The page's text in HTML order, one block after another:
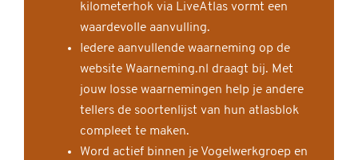
kilometerhok via LiveAtlas vormt een
waardevolle aanvulling.
Iedere aanvullende waarneming op de
website Waarneming.nl draagt bij. Met
jouw losse waarnemingen help je andere
tellers de soortenlijst van hun atlasblok
compleet te maken.
Word actief binnen je Vogelwerkgroep en